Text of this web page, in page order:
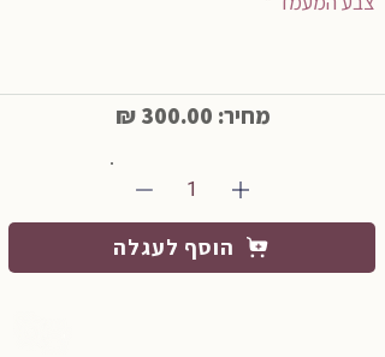
מחיר: 300.00 ₪
1
הוסף לעגלה